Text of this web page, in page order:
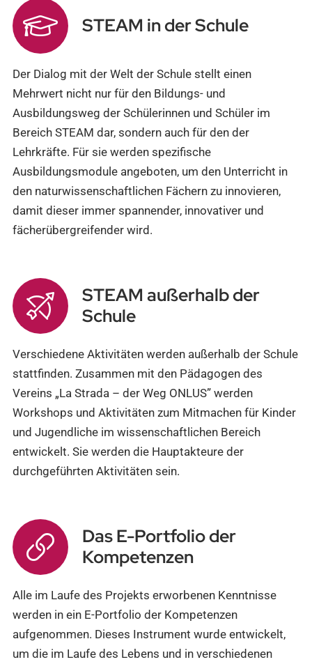
STEAM in der Schule
Der Dialog mit der Welt der Schule stellt einen
Mehrwert nicht nur für den Bildungs- und
Ausbildungsweg der Schülerinnen und Schüler im
Bereich STEAM dar, sondern auch für den der
Lehrkräfte. Für sie werden spezifische
Ausbildungsmodule angeboten, um den Unterricht in
den naturwissenschaftlichen Fächern zu innovieren,
damit dieser immer spannender, innovativer und
fächerübergreifender wird.
STEAM außerhalb der
Schule
Verschiedene Aktivitäten werden außerhalb der Schule
stattfinden. Zusammen mit den Pädagogen des
Vereins „La Strada – der Weg ONLUS” werden
Workshops und Aktivitäten zum Mitmachen für Kinder
und Jugendliche im wissenschaftlichen Bereich
entwickelt. Sie werden die Hauptakteure der
durchgeführten Aktivitäten sein.
Das E-Portfolio der
Kompetenzen
Alle im Laufe des Projekts erworbenen Kenntnisse
werden in ein E-Portfolio der Kompetenzen
aufgenommen. Dieses Instrument wurde entwickelt,
um die im Laufe des Lebens und in verschiedenen